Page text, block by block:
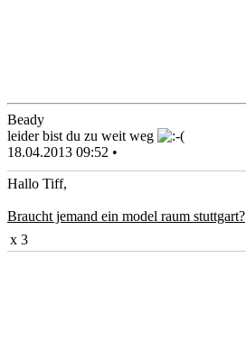
Beady
leider bist du zu weit weg
18.04.2013 09:52 •
Hallo Tiff,
Braucht jemand ein model raum stuttgart?
x 3